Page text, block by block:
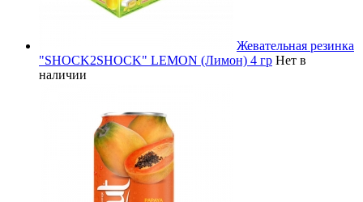
Жевательная резинка
"SHOCK2SHOCK" LEMON (Лимон) 4 гр Нет в
наличии